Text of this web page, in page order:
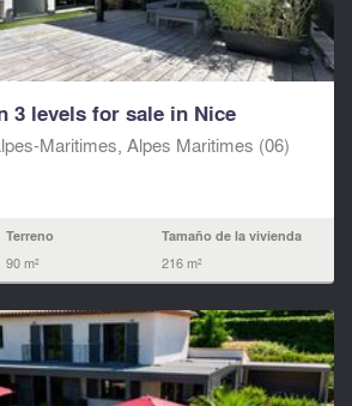
3 levels for sale in Nice
Maritimes, Alpes Maritimes (06)
Terreno
90 m²
Tamaño de la vivienda
216 m²